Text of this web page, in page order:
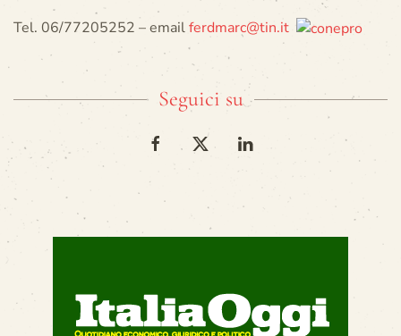
Tel. 06/77205252 – emailferdmarc@tin.it
Seguici su